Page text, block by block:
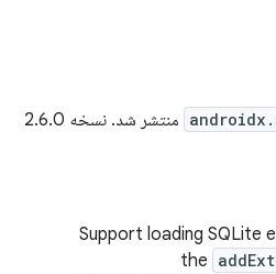
منتشر شد. نسخه 2.6.0
Support loading SQLite
the